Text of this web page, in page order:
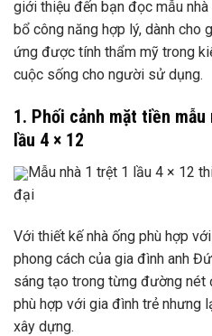
giới thiệu đến bạn đọc mẫu
bổ công năng hợp lý, dành cho
ứng được tính thẩm mỹ trong
cuộc sống cho người sử dụng.
1. Phối cảnh mặt tiền
lầu 4 × 12
Mẫu nhà 1 trệt 1 lầu 4 × 12
đại
Với thiết kế nhà ống phù hợp
phong cách của gia đình anh
sáng tạo trong từng đường nét
phù hợp với gia đình trẻ nhưng
xây dựng.